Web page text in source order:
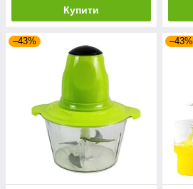
Купити
–43% –43%